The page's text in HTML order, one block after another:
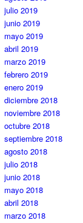
julio 2019
junio 2019
mayo 2019
abril 2019
marzo 2019
febrero 2019
enero 2019
diciembre 2018
noviembre 2018
octubre 2018
septiembre 2018
agosto 2018
julio 2018
junio 2018
mayo 2018
abril 2018
marzo 2018